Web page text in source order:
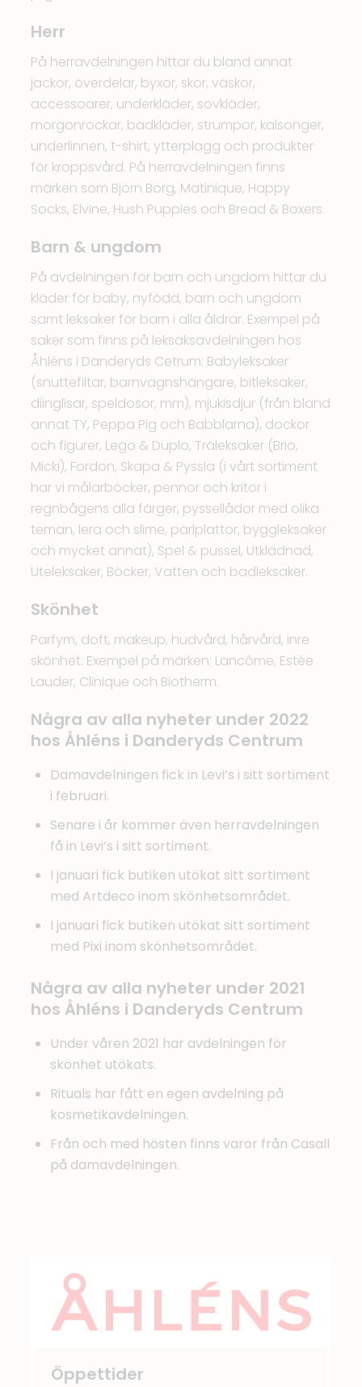
Herr
På herravdelningen hittar du bland annat
jackor, överdelar, byxor, skor, väskor,
accessoarer, underkläder, sovkläder,
morgonrockar, badkläder, strumpor, kalsonger,
underlinnen, t-shirt, ytterplagg och produkter
för kroppsvård. På herravdelningen finns
märken som Björn Borg, Matinique, Happy
Socks, Elvine, Hush Puppies och Bread & Boxers.
Barn & ungdom
På avdelningen för barn och ungdom hittar du
kläder för baby, nyfödd, barn och ungdom
samt leksaker för barn i alla åldrar. Exempel på
saker som finns på leksaksavdelningen hos
Åhléns i Danderyds Cetrum: Babyleksaker
(snuttefiltar, barnvagnshängare, bitleksaker,
diinglisar, speldosor, mm), mjukisdjur (från bland
annat TY, Peppa Pig och Babblarna), dockor
och figurer, Lego & Duplo, Träleksaker (Brio,
Micki), Fordon, Skapa & Pyssla (i vårt sortiment
har vi målarböcker, pennor och kritor i
regnbågens alla färger, pyssellådor med olika
teman, lera och slime, pärlplattor, byggleksaker
och mycket annat), Spel & pussel, Utklädnad,
Uteleksaker, Böcker, Vatten och badleksaker.
Skönhet
Parfym, doft, makeup, hudvård, hårvård, inre
skönhet. Exempel på märken: Lancôme, Estée
Lauder, Clinique och Biotherm.
Några av alla nyheter under 2022
hos Åhléns i Danderyds Centrum
Damavdelningen fick in Levi’s i sitt sortiment
i februari.
Senare i år kommer även herravdelningen
få in Levi’s i sitt sortiment.
I januari fick butiken utökat sitt sortiment
med Artdeco inom skönhetsområdet.
I januari fick butiken utökat sitt sortiment
med Pixi inom skönhetsområdet.
Några av alla nyheter under 2021
hos Åhléns i Danderyds Centrum
Under våren 2021 har avdelningen för
skönhet utökats.
Rituals har fått en egen avdelning på
kosmetikavdelningen.
Från och med hösten finns varor från Casall
på damavdelningen.
Öppettider